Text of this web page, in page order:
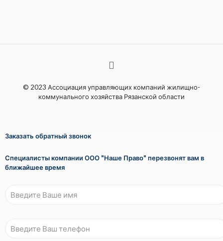
© 2023 Ассоциация управляющих компаний жилищно-
коммунального хозяйства Рязанской области
Заказать обратный звонок
Специалисты компании ООО "Наше Право" перезвонят вам в
ближайшее время